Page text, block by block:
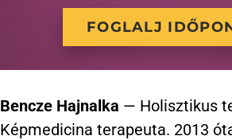
FOGLALJ
Bencze Hajnalka — Holisztikus
Képmedicina terapeuta. 2013